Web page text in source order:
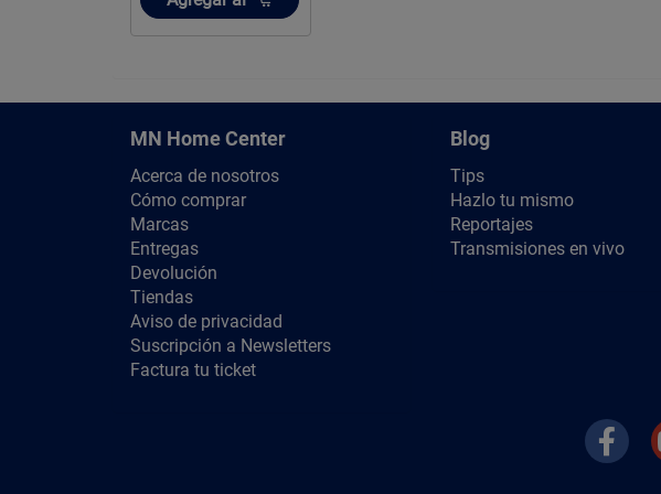
MN Home Center
Acerca de nosotros
Cómo comprar
Marcas
Entregas
Devolución
Tiendas
Aviso de privacidad
Suscripción a Newsletters
Factura tu ticket
Blog
Tips
Hazlo tu mismo
Reportajes
Transmisiones en vivo